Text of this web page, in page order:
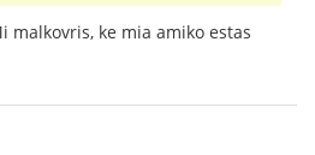
ke mia amiko estas